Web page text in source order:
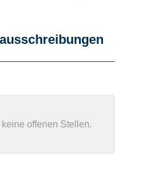
offenen Stellen.